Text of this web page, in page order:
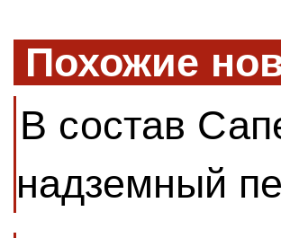
Похожие
В состав
надземный